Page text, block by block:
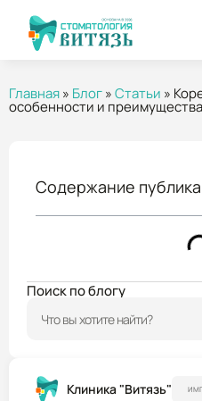
Главная» Блог»Статьи »
особенности и преимущества
Содержание
Поиск по блогу
Клиника "Витязь"